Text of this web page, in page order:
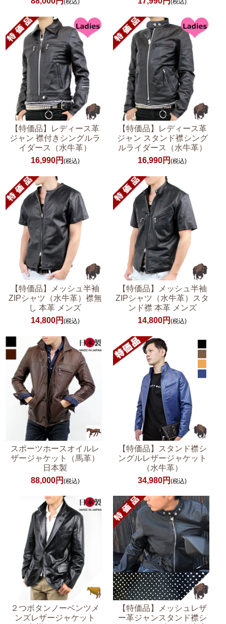
(税込) (税込)
【特価品】レディース革
ジャン 襟付きシングルラ
イダース（水牛革）
16,990円 (税込)
【特価品】レディース革
ジャン スタンド襟シング
ルライダース（水牛革）
16,990円(税込)
【特価品】メッシュ半袖
ZIPシャツ（水牛革）襟無
し 本革 メンズ
14,800円 (税込)
【特価品】メッシュ半袖
ZIPシャツ（水牛革）スタ
ンド襟 本革 メンズ
14,800円(税込)
スポーツホースオイルレ
ザージャケット（馬革）
日本製
88,000円 (税込)
【特価品】スタンド襟シ
ングルレザージャケット
（水牛革）
34,980円(税込)
２つボタンノーベンツメ
ンズレザージャケット
【特価品】メッシュレザ
ー革ジャンスタンド襟シ